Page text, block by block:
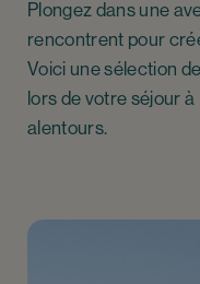
Plongez dans une
rencontrent pour
Voici une sélection
lors de votre séjour
alentours.